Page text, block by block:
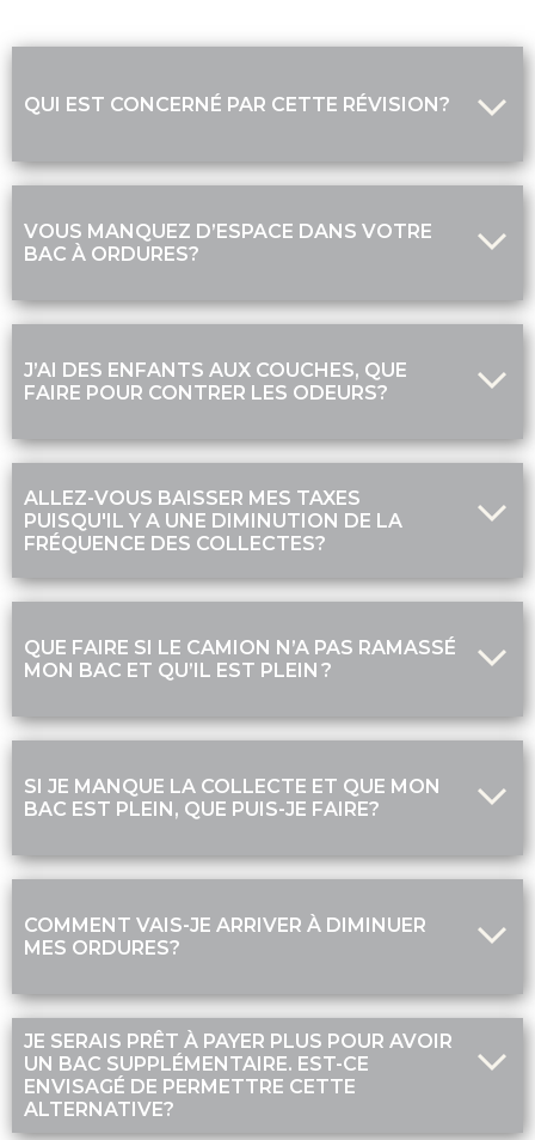
QUI EST CONCERNÉ PAR CETTE RÉVISION?
VOUS MANQUEZ D’ESPACE DANS VOTRE
BAC À ORDURES?
J’AI DES ENFANTS AUX COUCHES, QUE
FAIRE POUR CONTRER LES ODEURS?
ALLEZ-VOUS BAISSER MES TAXES
PUISQU'IL Y A UNE DIMINUTION DE LA
FRÉQUENCE DES COLLECTES?
QUE FAIRE SI LE CAMION N’A PAS RAMASSÉ
MON BAC ET QU’IL EST PLEIN ?
SI JE MANQUE LA COLLECTE ET QUE MON
BAC EST PLEIN, QUE PUIS-JE FAIRE?
COMMENT VAIS-JE ARRIVER À DIMINUER
MES ORDURES?
JE SERAIS PRÊT À PAYER PLUS POUR AVOIR
UN BAC SUPPLÉMENTAIRE. EST-CE
ENVISAGÉ DE PERMETTRE CETTE
ALTERNATIVE?